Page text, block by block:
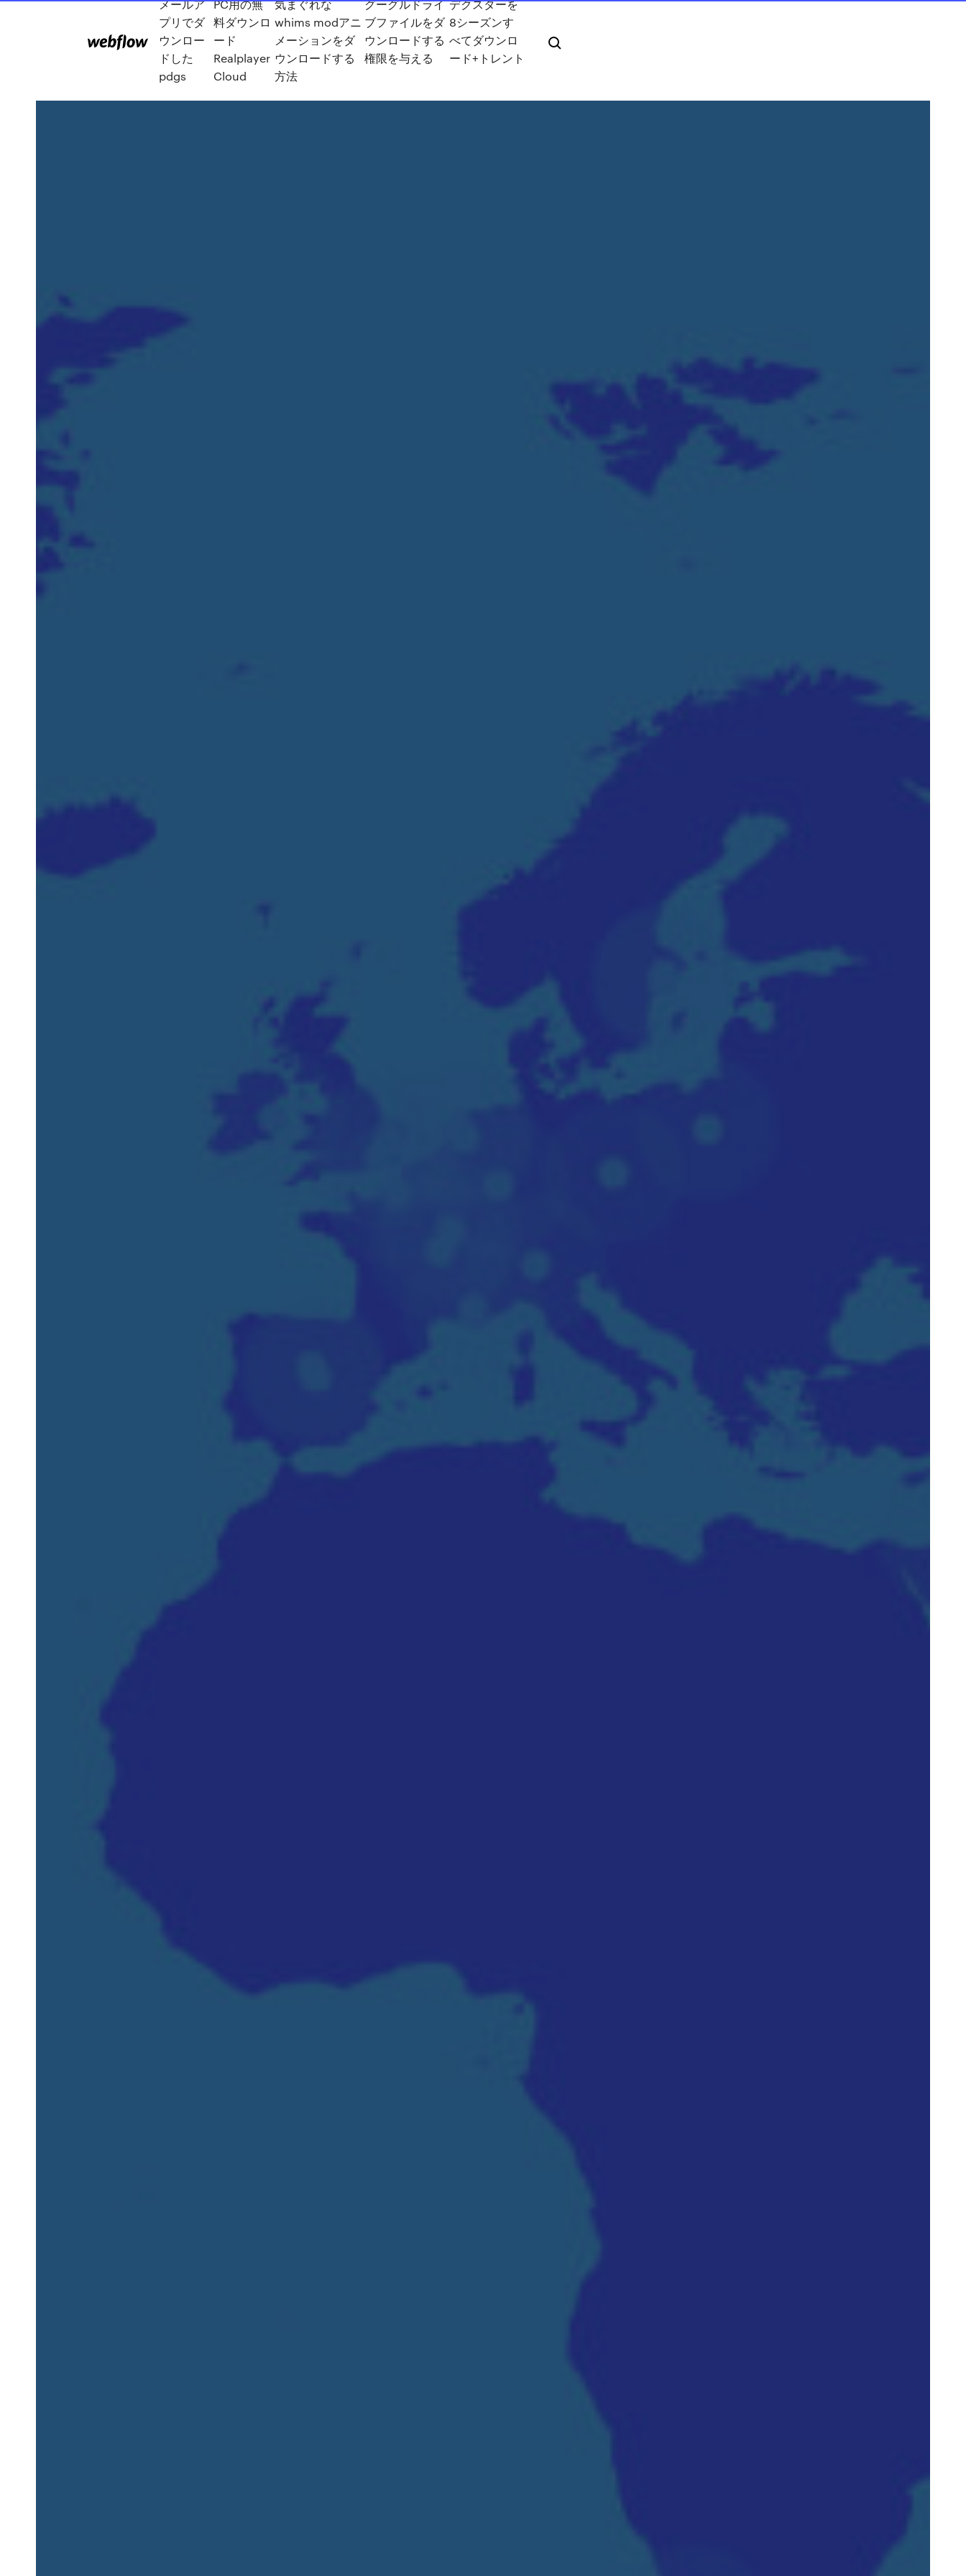
メールア
プリでダ
ウンロー
ドした
pdgs
PC用の無
料ダウンロ
ード
Realplayer
Cloud
気まぐれな
whims modアニ
メーションをダ
ウンロードする
方法
グーグルドライ
ブファイルをダ
ウンロードする
権限を与える
デクスターを
8シーズンす
べてダウンロ
ード+トレント